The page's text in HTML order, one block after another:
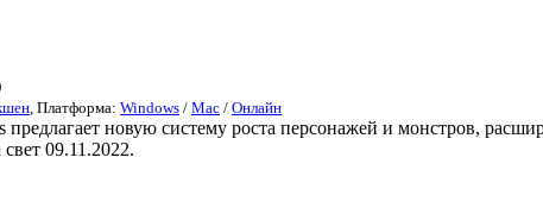
, Платформа: Windows / Mac / Онлайн
предлагает новую систему роста персонажей и монстров,
09.11.2022.